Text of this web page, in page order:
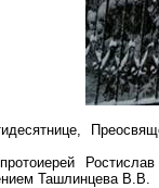
Ташлинцева В.В.